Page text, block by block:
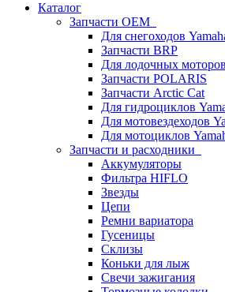
Каталог
Запчасти OEM
Для снегоходов
Запчасти BRP
Для лодочных моторов
Запчасти POLARIS
Запчасти Arctic Cat
Для гидроциклов
Для мотовездеходов
Для мотоциклов
Запчасти и расходники
Аккумуляторы
Фильтра HIFLO
Звезды
Цепи
Ремни вариатора
Гусеницы
Склизы
Коньки для лыж
Свечи зажигания